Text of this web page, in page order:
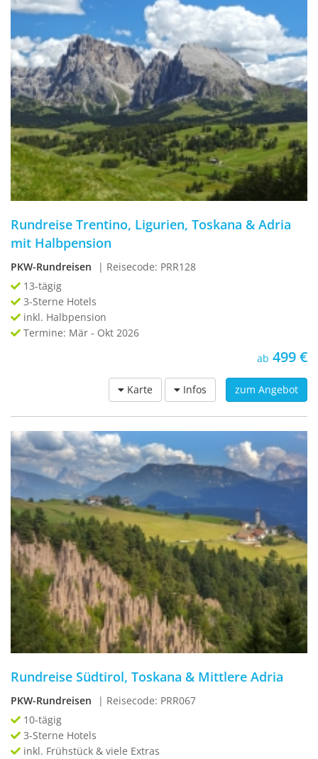
Rundreise Trentino, Ligurien, Toskana & Adria
mit Halbpension
PKW-Rundreisen
| Reisecode: PRR128
13-tägig
3-Sterne Hotels
inkl. Halbpension
Termine: Mär - Okt 2026
ab 499 €
Karte Infos zum Angebot
Rundreise Südtirol, Toskana & Mittlere Adria
PKW-Rundreisen
| Reisecode: PRR067
10-tägig
3-Sterne Hotels
inkl. Frühstück & viele Extras